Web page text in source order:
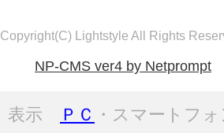
Copyright(C) Lightstyle All Rights
NP-CMS ver4 by Netprompt
表示 ＰＣ ・スマートフ